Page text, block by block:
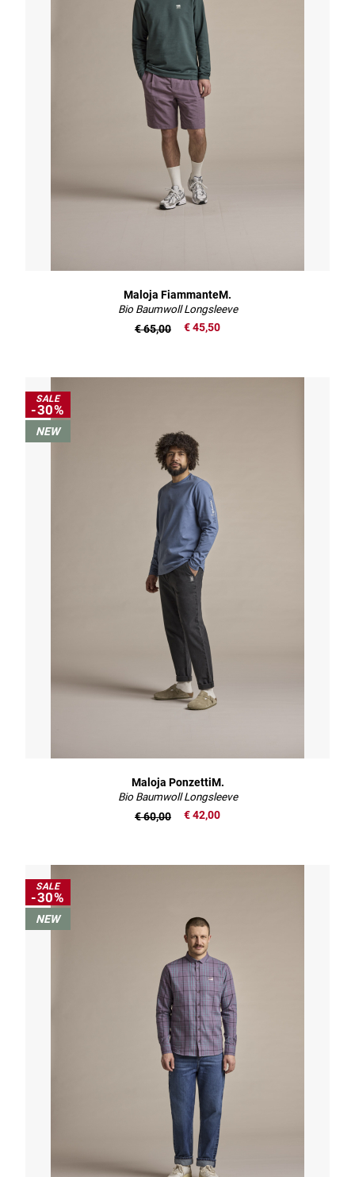
Maloja FiammanteM.
Bio Baumwoll Longsleeve
€ 45,50
€ 65,00
SALE
-30%
NEW
Maloja PonzettiM.
Bio Baumwoll Longsleeve
€ 42,00
€ 60,00
SALE
-30%
NEW